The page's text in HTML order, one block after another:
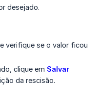
desejado.
e verifique se o valor ficou
clique em Salvar
da rescisão.